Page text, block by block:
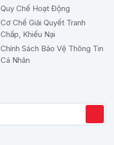
Quy Chế Hoạt Động
Cơ Chế Giải Quyết Tranh
Chấp, Khiếu Nại
Chính Sách Bảo Vệ Thông Tin
Cá Nhân